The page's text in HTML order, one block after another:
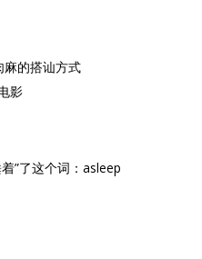
的搭讪方式
影
”了这个词：asleep